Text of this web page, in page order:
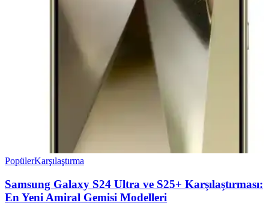
PopülerKarşılaştırma
Samsung Galaxy S24 Ultra ve S25+ Karşılaştırması:
En Yeni Amiral Gemisi Modelleri